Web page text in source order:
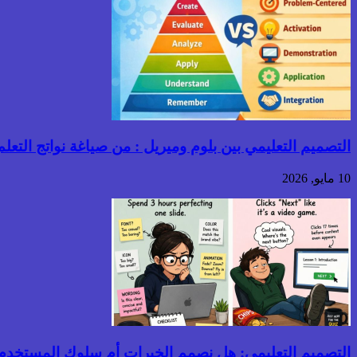
التصميم التعليمي بين بلوم وميريل : من صياغة نواتج
10 مايو, 2026
التصميم التعليمي: هل نصمم الخبرات أم سلوك